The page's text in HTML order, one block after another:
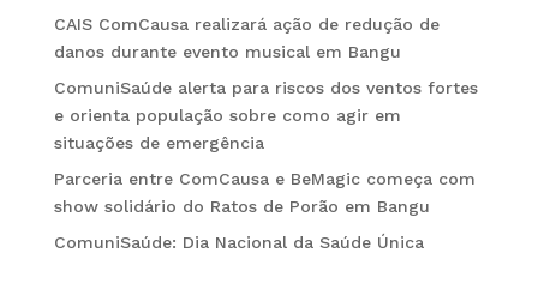
CAIS ComCausa realizará ação de redução de
danos durante evento musical em Bangu
ComuniSaúde alerta para riscos dos ventos fortes
e orienta população sobre como agir em
situações de emergência
Parceria entre ComCausa e BeMagic começa com
show solidário do Ratos de Porão em Bangu
ComuniSaúde: Dia Nacional da Saúde Única